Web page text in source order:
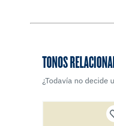
TONOS
¿Todavía no decide